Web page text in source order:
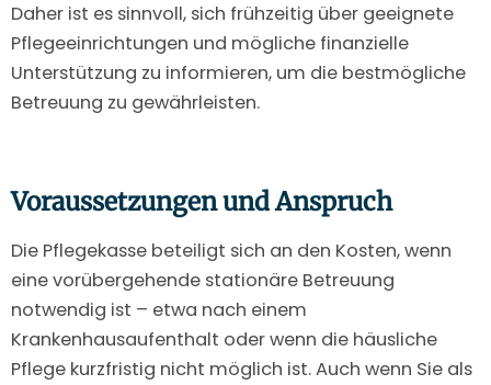
Daher ist es sinnvoll, sich frühzeitig über geeignete
Pflegeeinrichtungen und mögliche finanzielle
Unterstützung zu informieren, um die bestmögliche
Betreuung zu gewährleisten.
Voraussetzungen und Anspruch
Die Pflegekasse beteiligt sich an den Kosten, wenn
eine vorübergehende stationäre Betreuung
notwendig ist – etwa nach einem
Krankenhausaufenthalt oder wenn die häusliche
Pflege kurzfristig nicht möglich ist. Auch wenn Sie als